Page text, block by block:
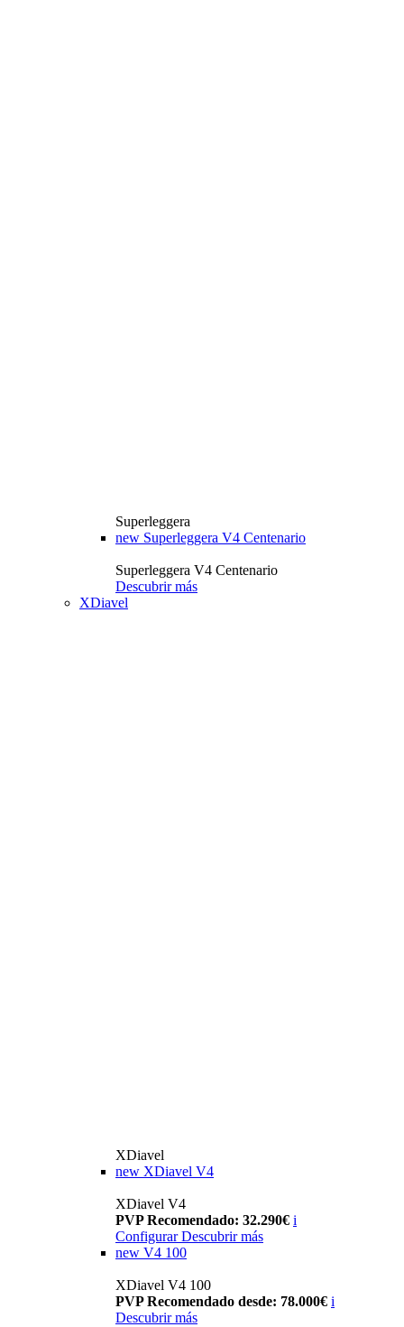
Superleggera
new Superleggera V4 Centenario
Superleggera V4 Centenario
Descubrir más
XDiavel
XDiavel
new XDiavel V4
XDiavel V4
PVP Recomendado: 32.290€ i
Configurar Descubrir más
new V4 100
XDiavel V4 100
PVP Recomendado desde: 78.000€ i
Descubrir más